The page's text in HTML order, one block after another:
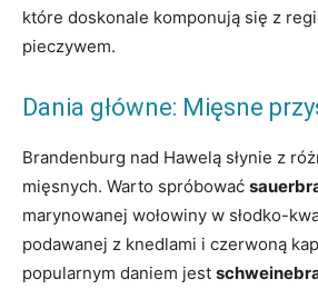
które doskonale komponują się z
pieczywem.
Dania główne: Mięsne
Brandenburg nad Hawelą słynie z
mięsnych. Warto spróbować
marynowanej wołowiny w słodko-
podawanej z knedlami i czerwoną
popularnym daniem jest